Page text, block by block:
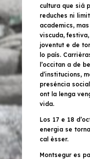
cultura que siá
reduches ni
academics,
viscuda,
joventut e de
lo país.
l’occitan a de
d’institucions,
preséncia
ont la lenga
vida.
Los 17 e 18
energia se
cal èsser.
Montsegur es